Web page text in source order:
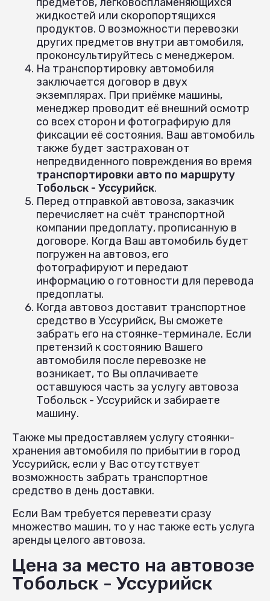
жидкостей или скоропортящихся
продуктов. О возможности перевозки
других предметов внутри автомобиля,
проконсультируйтесь с менеджером.
На транспортировку автомобиля
заключается договор в двух
экземплярах. При приёмке машины,
менеджер проводит её внешний осмотр
со всех сторон и фотографирую для
фиксации её состояния. Ваш автомобиль
также будет застрахован от
непредвиденного повреждения во время
транспортировки авто по маршруту
Тобольск - Уссурийск.
Перед отправкой автовоза, заказчик
перечисляет на счёт транспортной
компании предоплату, прописанную в
договоре. Когда Ваш автомобиль будет
погружен на автовоз, его
фотографируют и передают
информацию о готовности для перевода
предоплаты.
Когда автовоз доставит транспортное
средство в Уссурийск, Вы сможете
забрать его на стоянке-терминале. Если
претензий к состоянию Вашего
автомобиля после перевозке не
возникает, то Вы оплачиваете
оставшуюся часть за услугу автовоза
Тобольск - Уссурийск и забираете
машину.
Также мы предоставляем услугу стоянки-
хранения автомобиля по прибытии в город
Уссурийск, если у Вас отсутствует
возможность забрать транспортное
средство в день доставки.
Если Вам требуется перевезти сразу
множество машин, то у нас также есть услуга
аренды целого автовоза.
Цена за место на автовозе
Тобольск - Уссурийск